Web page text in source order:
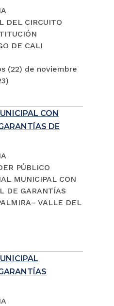
DEL CIRCUITO
DE CALI
(22) de noviembre
CON
DE
PÚBLICO
MUNICIPAL CON
DE GARANTÍAS
VALLE DEL